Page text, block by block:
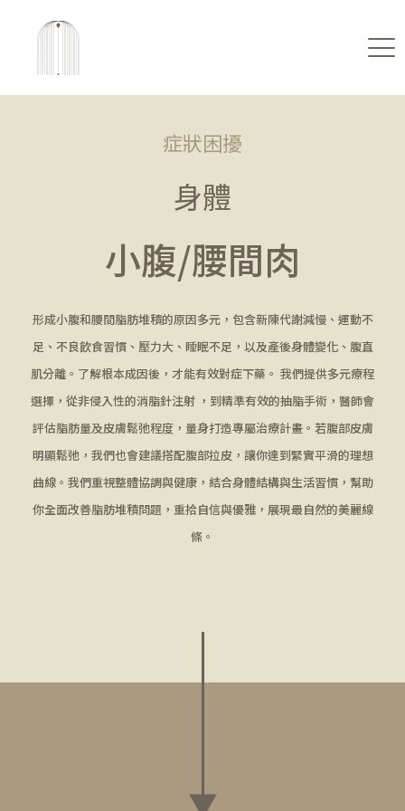
症狀困擾
身體
小腹/腰間肉
形成小腹和腰間脂肪堆積的原因多元，包含新陳代謝減慢、運動不
足、不良飲食習慣、壓力大、睡眠不足，以及產後身體變化、腹直
肌分離。了解根本成因後，才能有效對症下藥。 我們提供多元療程
選擇，從非侵入性的消脂針注射 ，到精準有效的抽脂手術，醫師會
評估脂肪量及皮膚鬆弛程度，量身打造專屬治療計畫。若腹部皮膚
明顯鬆弛，我們也會建議搭配腹部拉皮，讓你達到緊實平滑的理想
曲線。我們重視整體協調與健康，結合身體結構與生活習慣，幫助
你全面改善脂肪堆積問題，重拾自信與優雅，展現最自然的美麗線
條。